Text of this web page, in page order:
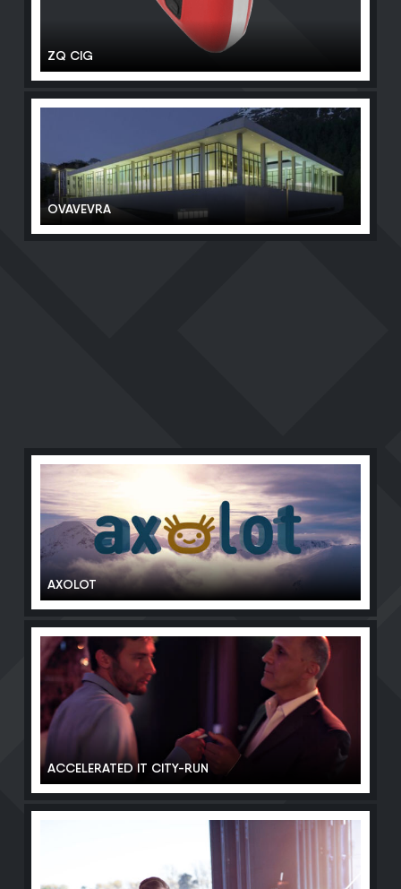
ZQ CIG
ACCELERATED IT CITY-RUN
AXOLOT
OVAVEVRA